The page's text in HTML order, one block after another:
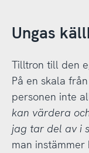
Ungas
Tilltron till den
På en skala
personen inte
kan värdera
jag tar del av i
man